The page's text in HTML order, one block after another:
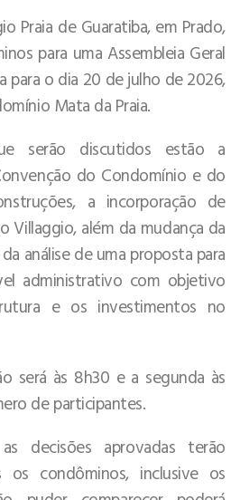
Praia de Guaratiba, em Prado,
para uma Assembleia Geral
para o dia 20 de julho de 2026,
Mata da Praia.
serão discutidos estão a
do Condomínio e do
a incorporação de
Villaggio, além da mudança da
análise de uma proposta para
administrativo com objetivo
e os investimentos no
será às 8h30 e a segunda às
de participantes.
decisões aprovadas terão
condôminos, inclusive os